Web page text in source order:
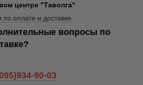
центре "Таволга"
оплате и доставке
вопросы по
90-03